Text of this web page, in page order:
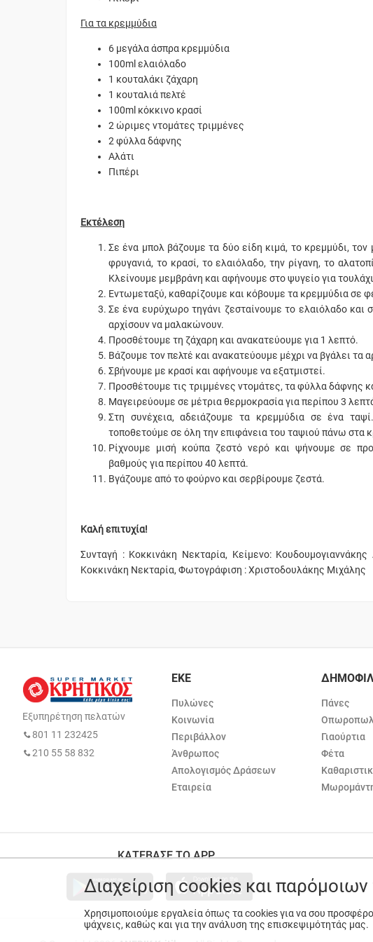
Για τα κρεμμύδια
6 μεγάλα άσπρα κρεμμύδια
100ml ελαιόλαδο
1 κουταλάκι ζάχαρη
1 κουταλιά πελτέ
100ml κόκκινο κρασί
2 ώριμες ντομάτες τριμμένες
2 φύλλα δάφνης
Αλάτι
Πιπέρι
Εκτέλεση
Σε ένα μπολ βάζουμε τα δύο είδη κιμά, το κρεμμύδι, τον
φρυγανιά, το κρασί, το ελαιόλαδο, την ρίγανη, το
Κλείνουμε μεμβράνη και αφήνουμε στο ψυγείο για
Εντωμεταξύ, καθαρίζουμε και κόβουμε τα κρεμμύδια σε
Σε ένα ευρύχωρο τηγάνι ζεσταίνουμε το ελαιόλαδο και
αρχίσουν να μαλακώνουν.
Προσθέτουμε τη ζάχαρη και ανακατεύουμε για 1 λεπτό.
Βάζουμε τον πελτέ και ανακατεύουμε μέχρι να βγάλει τα
Σβήνουμε με κρασί και αφήνουμε να εξατμιστεί.
Προσθέτουμε τις τριμμένες ντομάτες, τα φύλλα δάφνης
Μαγειρεύουμε σε μέτρια θερμοκρασία για περίπου 3
Στη συνέχεια, αδειάζουμε τα κρεμμύδια σε ένα
τοποθετούμε σε όλη την επιφάνεια του ταψιού πάνω στα
Ρίχνουμε μισή κούπα ζεστό νερό και ψήνουμε σε
βαθμούς για περίπου 40 λεπτά.
Βγάζουμε από το φούρνο και σερβίρουμε ζεστά.
Καλή επιτυχία!
Συνταγή : Κοκκινάκη Νεκταρία, Κείμενο:
Κοκκινάκη Νεκταρία, Φωτογράφιση : Χριστοδουλάκης Μιχάλης
Εξυπηρέτηση πελατών
801 11 232425
210 55 58 832
ΕΚΕ
Πυλώνες
Κοινωνία
Περιβάλλον
Άνθρωπος
Απολογισμός Δράσεων
Εταιρεία
Πάνες
Γιαούρτια
Φέτα
ΚΑΤΕΒΑΣΕ ΤΟ APP
Διαχείριση cookies και
Χρησιμοποιούμε εργαλεία όπως τα cookies για να σου
ψάχνεις, καθώς και για την ανάλυση της επισκεψιμότητάς μας.